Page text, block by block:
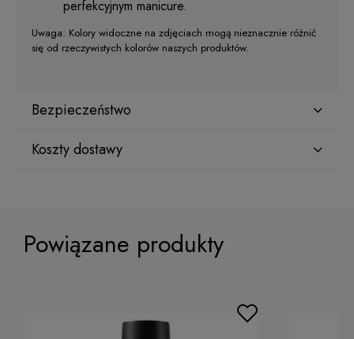
perfekcyjnym manicure.
Uwaga: Kolory widoczne na zdjęciach mogą nieznacznie różnić
się od rzeczywistych kolorów naszych produktów.
Bezpieczeństwo
Producent
lcenteno@cuccio.com
800 762 6245
Koszty dostawy
Powiązane produkty